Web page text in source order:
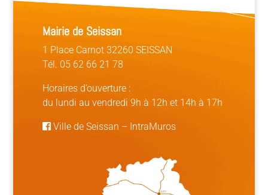
Mairie de Seissan
1 Place Carnot 32260 SEISSAN
Tél. 05 62 66 21 78
Horaires d’ouverture :
du lundi au vendredi 9h à 12h et 14h à 17h
Ville de Seissan – IntraMuros